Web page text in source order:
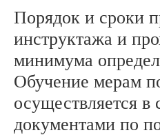
Порядок и сроки
инструктажа и
минимума
Обучение мерам
осуществляется в
документами по